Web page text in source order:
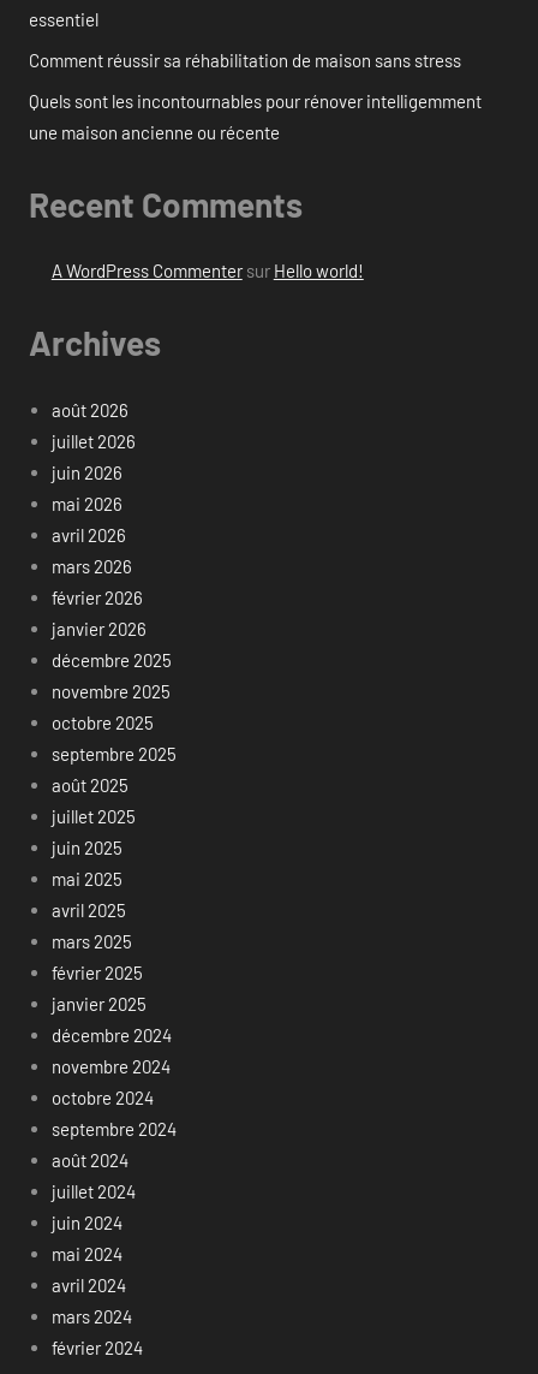
essentiel
Comment réussir sa réhabilitation de maison sans stress
Quels sont les incontournables pour rénover intelligemment
une maison ancienne ou récente
Recent Comments
A WordPress Commentersur Hello world!
Archives
août 2026
juillet 2026
juin 2026
mai 2026
avril 2026
mars 2026
février 2026
janvier 2026
décembre 2025
novembre 2025
octobre 2025
septembre 2025
août 2025
juillet 2025
juin 2025
mai 2025
avril 2025
mars 2025
février 2025
janvier 2025
décembre 2024
novembre 2024
octobre 2024
septembre 2024
août 2024
juillet 2024
juin 2024
mai 2024
avril 2024
mars 2024
février 2024